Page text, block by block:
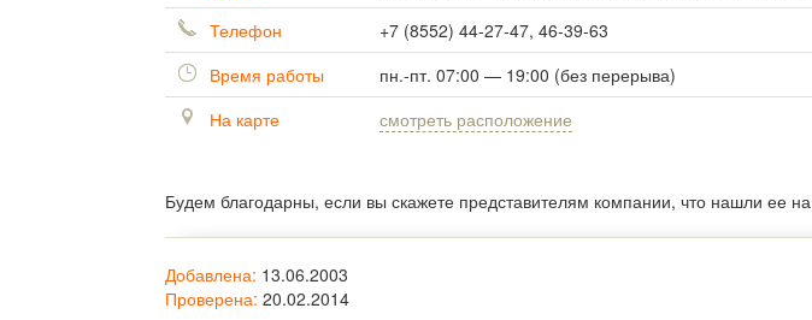
Телефон
+7 (8552) 44-27-47, 46-39-63
Время работы
пн.-пт. 07:00 — 19:00 (без перерыва)
На карте
смотреть расположение
Будем благодарны, если вы скажете представителям компании, что нашли ее на
Добавлена: 13.06.2003
Проверена: 20.02.2014